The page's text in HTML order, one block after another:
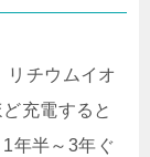
リチウムイオ
充電すると
年半～3年ぐ